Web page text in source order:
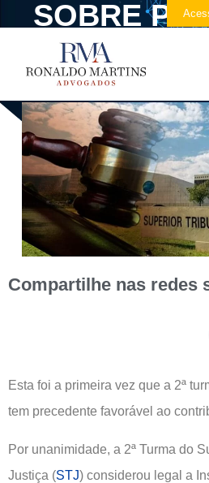
SOBRE
Compartilhe nas redes
Esta foi a primeira vez que a 2ª
tem precedente favorável ao
Por unanimidade, a 2ª Turma do
Justiça (STJ) considerou legal a